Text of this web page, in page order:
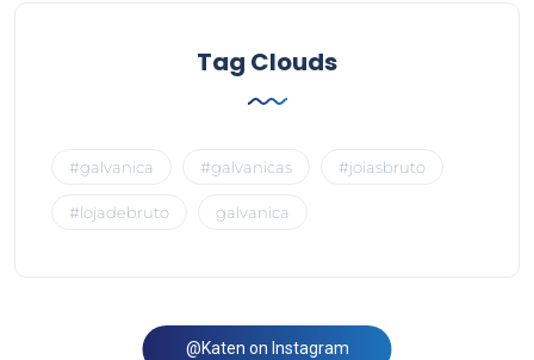
Tag Clouds
#galvanica #galvanicas #joiasbruto
#lojadebruto galvanica
@Katen on Instagram